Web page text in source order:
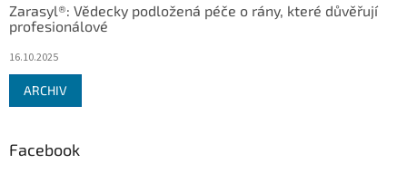
Zarasyl®: Vědecky podložená péče o rány, které důvěřují
profesionálové
16.10.2025
ARCHIV
Facebook